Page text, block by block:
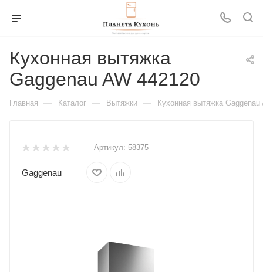
Кухонная вытяжка
Gaggenau AW 442120
Главная — Каталог — Вытяжки — Кухонная вытяжка Gaggenau
Артикул: 58375
Gaggenau